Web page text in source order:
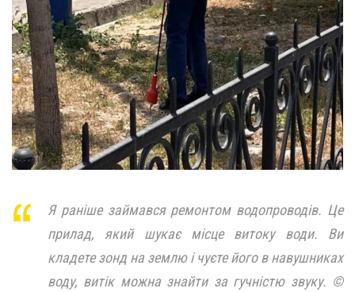
Я раніше займався ремонтом водопроводів. Це
прилад, який шукає місце витоку води. Ви
кладете зонд на землю і чуєте його в навушниках
воду, витік можна знайти за гучністю звуку. ©